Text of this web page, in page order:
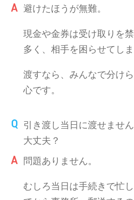
避けたほうが無難。
現金や金券は受け取りを
多く、相手を困らせてしま
渡すなら、みんなで分け
心です。
引き渡し当日に渡せませ
大丈夫？
問題ありません。
むしろ当日は手続きで忙